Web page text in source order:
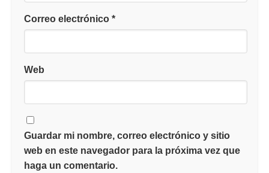
Correo electrónico *
Web
Guardar mi nombre, correo electrónico y sitio
web en este navegador para la próxima vez que
haga un comentario.